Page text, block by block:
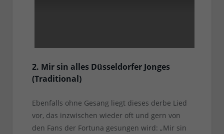
2. Mir sin alles Düsseldorfer Jonges
(Traditional)
Ebenfalls ohne Gesang liegt dieses derbe Lied
vor, das inzwischen wieder oft und gern von
den Fans der Fortuna gesungen wird: „Mir sin